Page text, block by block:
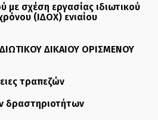
με σχέση εργασίας ιδιωτικού
(ΙΔΟΧ) ενιαίου
ΔΙΚΑΙΟΥ ΟΡΙΣΜΕΝΟΥ
τραπεζών
δραστηριοτήτων